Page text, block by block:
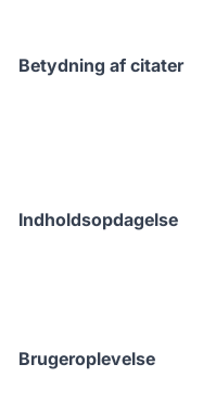
Betydning af citater
Indholdsopdagelse
Brugeroplevelse